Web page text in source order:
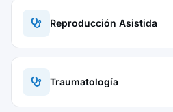
Reproducción Asistida
Traumatología